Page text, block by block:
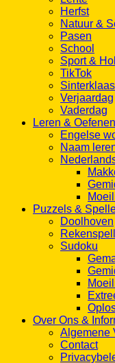
Natuur &
Pasen
School
Sport &
TikTok
Sinterklaas
Verjaardag
Vaderdag
Leren & Oefenen
Engelse
Naam
Puzzels &
Doolhoven
Sudoku
Over Ons &
Algemene
Contact
Over